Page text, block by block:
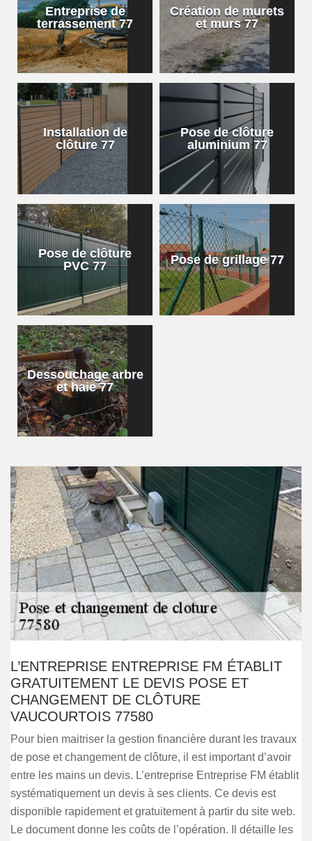
Entreprise de
terrassement 77
Création de murets
et murs 77
Installation de
clôture 77
Pose de clôture
aluminium 77
Pose de clôture
PVC 77
Pose de grillage 77
Dessouchage arbre
et haie 77
L’ENTREPRISE ENTREPRISE FM ÉTABLIT
GRATUITEMENT LE DEVIS POSE ET
CHANGEMENT DE CLÔTURE
VAUCOURTOIS 77580
Pour bien maitriser la gestion financière durant les travaux
de pose et changement de clôture, il est important d’avoir
entre les mains un devis. L’entreprise Entreprise FM établit
systématiquement un devis à ses clients. Ce devis est
disponible rapidement et gratuitement à partir du site web.
Le document donne les coûts de l’opération. Il détaille les